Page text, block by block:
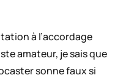
à l’accordage
amateur, je sais que
sonne faux si